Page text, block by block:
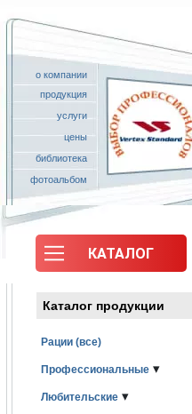
о компании
продукция
услуги
цены
библиотека
фотоальбом
КАТАЛОГ
Каталог продукции
Рации (все)
Профессиональные ▾
Любительские ▾